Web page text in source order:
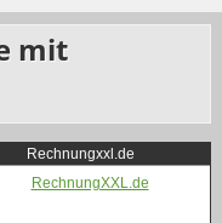
mit
Rechnungxxl.de